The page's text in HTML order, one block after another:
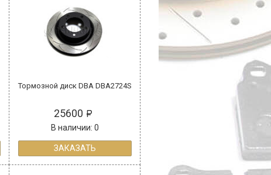
Тормозной диск DBA DBA2724S
25600
В наличии: 0
ЗАКАЗАТЬ